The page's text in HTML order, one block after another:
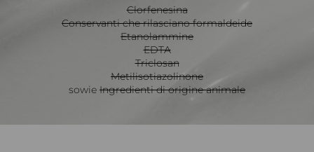
Clorfenesina
Conservanti che rilasciano formaldeide
Etanolammine
EDTA
Triclosan
Metilisotiazolinone
sowie Ingredienti di origine animale